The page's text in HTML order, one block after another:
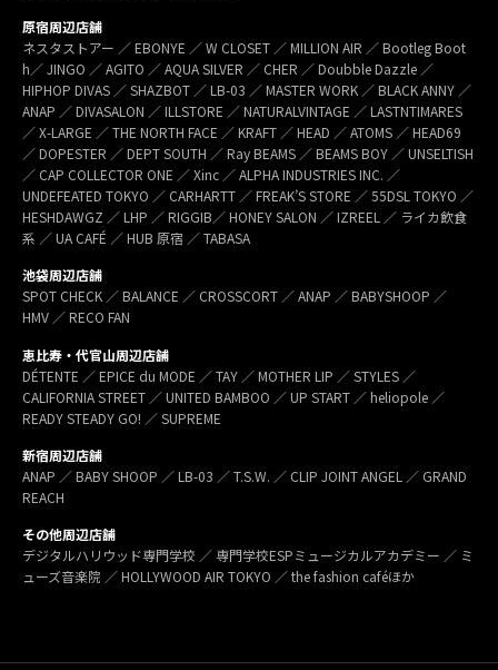
原宿周辺店舗
ネスタストアー ／ EBONYE ／ W CLOSET ／ MILLION AIR ／ Bootleg Boot
h／ JINGO ／ AGITO ／ AQUA SILVER ／ CHER ／ Doubble Dazzle ／
HIPHOP DIVAS ／ SHAZBOT ／ LB-03 ／ MASTER WORK ／ BLACK ANNY ／
ANAP ／ DIVASALON ／ ILLSTORE ／ NATURALVINTAGE ／ LASTNTIMARES
／ X-LARGE ／ THE NORTH FACE ／ KRAFT ／ HEAD ／ ATOMS ／ HEAD69
／ DOPESTER ／ DEPT SOUTH ／ Ray BEAMS ／ BEAMS BOY ／ UNSELTISH
／ CAP COLLECTOR ONE ／ Xinc ／ ALPHA INDUSTRIES INC. ／
UNDEFEATED TOKYO ／ CARHARTT ／ FREAK’S STORE ／ 55DSL TOKYO ／
HESHDAWGZ ／ LHP ／ RIGGIB／ HONEY SALON ／ IZREEL ／ ライカ飲食
系 ／ UA CAFÉ ／ HUB 原宿 ／ TABASA
池袋周辺店舗
SPOT CHECK ／ BALANCE ／ CROSSCORT ／ ANAP ／ BABYSHOOP ／
HMV ／ RECO FAN
恵比寿・代官山周辺店舗
DÉTENTE ／ EPICE du MODE ／ TAY ／ MOTHER LIP ／ STYLES ／
CALIFORNIA STREET ／ UNITED BAMBOO ／ UP START ／ heliopole ／
READY STEADY GO! ／ SUPREME
新宿周辺店舗
ANAP ／ BABY SHOOP ／ LB-03 ／ T.S.W. ／ CLIP JOINT ANGEL ／ GRAND
REACH
その他周辺店舗
デジタルハリウッド専門学校 ／ 専門学校ESPミュージカルアカデミー ／ ミ
ューズ音楽院 ／ HOLLYWOOD AIR TOKYO ／ the fashion caféほか